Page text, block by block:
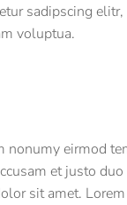
sadipscing
voluptua.
nonumy eirmod
et justo
sit amet.